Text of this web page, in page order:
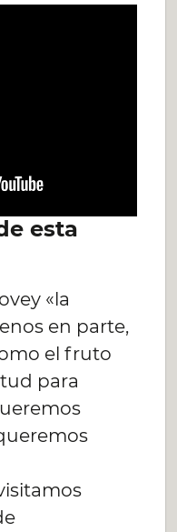
esta
«la
en parte,
el fruto
para